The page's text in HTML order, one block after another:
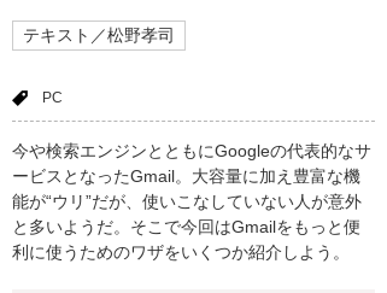
テキスト／松野孝司
PC
今や検索エンジンとともにGoogleの代表的なサ
ービスとなったGmail。大容量に加え豊富な機
能が“ウリ”だが、使いこなしていない人が意外
と多いようだ。そこで今回はGmailをもっと便
利に使うためのワザをいくつか紹介しよう。